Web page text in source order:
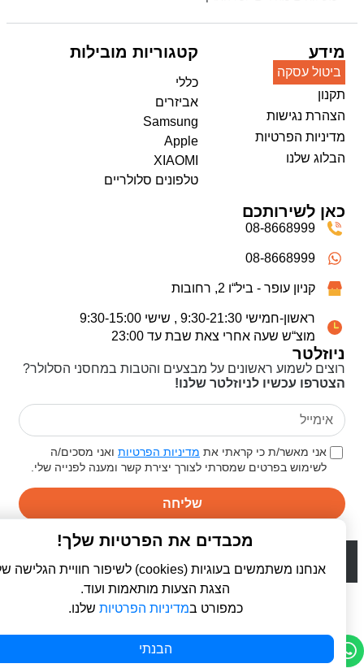
ניוזלטר
רוצים לשמוע ראשונים על מבצעים והטבות במחסני הסלולר?
הצטרפו עכשיו לניוזלטר שלנו!
אני מאשר/ת כי קראתי אתמדיניות הפרטיותואני מסכים/ה
לשימוש בפרטים שמסרתי לצורך יצירת קשר ומענה לפנייה שלי.
שליחה
מידע
ביטול עסקה
תקנון
הצהרת נגישות
מדיניות הפרטיות
הבלוג שלנו
קטגוריות מובילות
כללי
אביזרים
Samsung
Apple
XIAOMI
טלפונים סלולריים
כאן לשירותכם
08-8668999
08-8668999
קניון עופר - ביל“ו 2, רחובות
ראשון-חמישי 9:30-21:30 , שישי 9:30-15:00
מוצ“ש שעה אחרי צאת שבת עד 23:00
WebDigital | וובדיגיטל - עיצוב ובניית אתרים
מכבדים את הפרטיות שלך!
אנחנו משתמשים בעוגיות (cookies) לשיפור חוויית הגלישה שלך,
הצגת הצעות מותאמות ועוד.
כמפורט במדיניות הפרטיותשלנו.
הבנתי